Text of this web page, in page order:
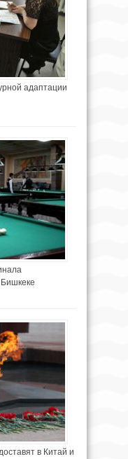
адаптации
в Китай и